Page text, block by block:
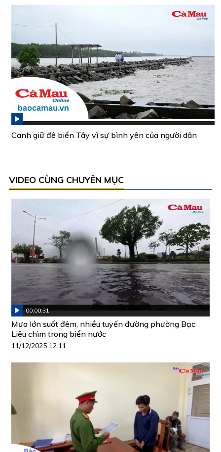
Canh giữ đê biển Tây vì sự bình yên của người dân
VIDEO CÙNG CHUYÊN MỤC
00:00:31
Mưa lớn suốt đêm, nhiều tuyến đường phường Bạc
Liêu chìm trong biển nước
11/12/2025 12:11